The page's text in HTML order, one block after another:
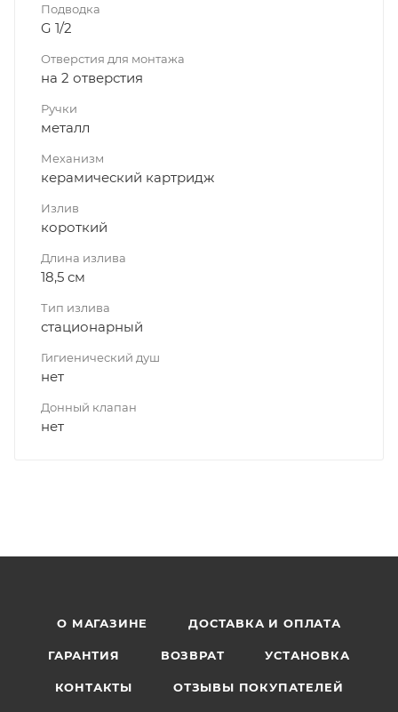
Подводка
G 1/2
Отверстия для монтажа
на 2 отверстия
Ручки
металл
Механизм
керамический картридж
Излив
короткий
Длина излива
18,5 см
Тип излива
стационарный
Гигиенический душ
нет
Донный клапан
нет
О МАГАЗИНЕ ДОСТАВКА И ОПЛАТА
ГАРАНТИЯ ВОЗВРАТ УСТАНОВКА
КОНТАКТЫ ОТЗЫВЫ ПОКУПАТЕЛЕЙ